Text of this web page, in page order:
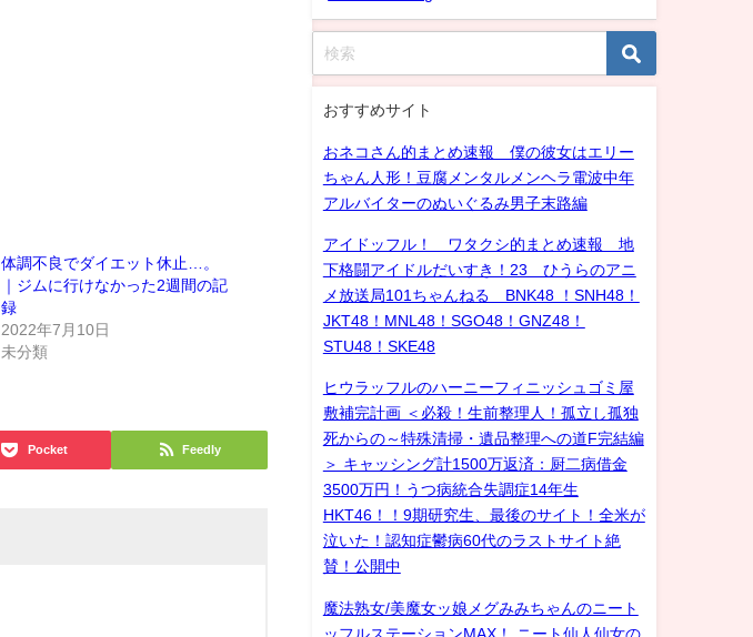
体調不良でダイエット休止…。
｜ジムに行けなかった2週間の記
録
2022年7月10日
未分類
Pocket Feedly
おすすめサイト
おネコさん的まとめ速報 僕の彼女はエリー
ちゃん人形！豆腐メンタルメンヘラ電波中年
アルバイターのぬいぐるみ男子末路編
アイドッフル！ ワタクシ的まとめ速報 地
下格闘アイドルだいすき！23 ひうらのアニ
メ放送局101ちゃんねる BNK48 ！SNH48！
JKT48！MNL48！SGO48！GNZ48！
STU48！SKE48
ヒウラッフルのハーニーフィニッシュゴミ屋
敷補完計画 ＜必殺！生前整理人！孤立し孤独
死からの～特殊清掃・遺品整理への道F完結編
＞ キャッシング計1500万返済：厨二病借金
3500万円！うつ病統合失調症14年生
HKT46！！9期研究生、最後のサイト！全米が
泣いた！認知症鬱病60代のラストサイト絶
賛！公開中
魔法熟女/美魔女ッ娘メグみみちゃんのニート
ッフルステーションMAX！ ニート仙人仙女の